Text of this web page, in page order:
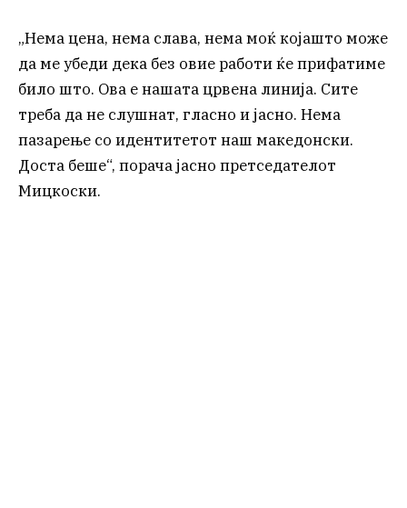
„Нема цена, нема слава, нема моќ којашто може
да ме убеди дека без овие работи ќе прифатиме
било што. Ова е нашата црвена линија. Сите
треба да не слушнат, гласно и јасно. Нема
пазарење со идентитетот наш македонски.
Доста беше“, порача јасно претседателот
Мицкоски.